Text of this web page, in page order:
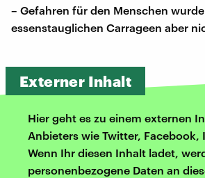
– Gefahren für den Menschen
essenstauglichen Carrageen aber
Externer Inhalt
Hier geht es zu einem externen
Anbieters wie Twitter, Facebook,
Wenn Ihr diesen Inhalt ladet,
personenbezogene Daten an